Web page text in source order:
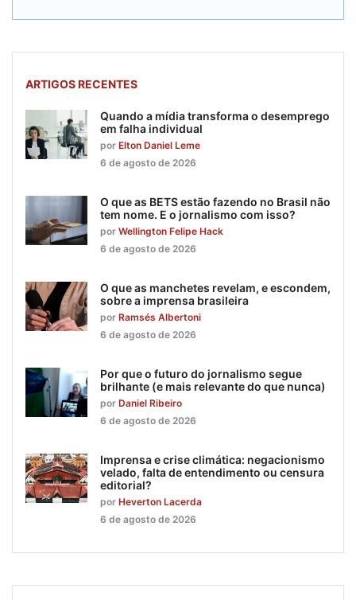
ARTIGOS RECENTES
Quando a mídia transforma o desemprego
em falha individual
por Elton Daniel Leme
6 de agosto de 2026
O que as BETS estão fazendo no Brasil não
tem nome. E o jornalismo com isso?
por Wellington Felipe Hack
6 de agosto de 2026
O que as manchetes revelam, e escondem,
sobre a imprensa brasileira
por Ramsés Albertoni
6 de agosto de 2026
Por que o futuro do jornalismo segue
brilhante (e mais relevante do que nunca)
por Daniel Ribeiro
6 de agosto de 2026
Imprensa e crise climática: negacionismo
velado, falta de entendimento ou censura
editorial?
por Heverton Lacerda
6 de agosto de 2026